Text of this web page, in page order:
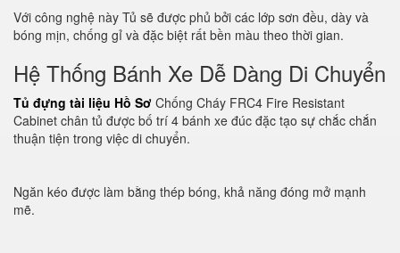
Với công nghệ này Tủ sẽ được phủ bởi các lớp sơn đều, dày và
bóng mịn, chống gỉ và đặc biệt rất bền màu theo thời gian.
Hệ Thống Bánh Xe Dễ Dàng Di Chuyển
Tủ đựng tài liệu Hồ Sơ Chống Cháy FRC4 Fire Resistant
Cabinet chân tủ được bố trí 4 bánh xe đúc đặc tạo sự chắc chắn
thuận tiện trong việc di chuyển.
Ngăn kéo được làm bằng thép bóng, khả năng đóng mở mạnh
mẽ.